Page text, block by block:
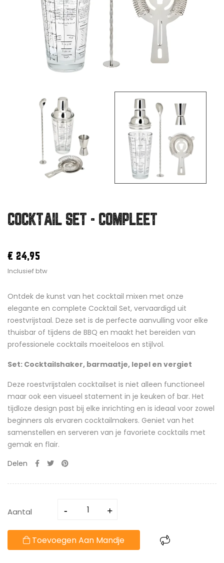
COCKTAIL SET - COMPLEET
€ 24,95
Inclusief btw
Ontdek de kunst van het cocktail mixen met onze
elegante en complete Cocktail Set, vervaardigd uit
roestvrijstaal. Deze set is de perfecte aanvulling voor elke
thuisbar of tijdens de BBQ en maakt het bereiden van
professionele cocktails moeiteloos en stijlvol.
Set: Cocktailshaker, barmaatje, lepel en vergiet
Deze roestvrijstalen cocktailset is niet alleen functioneel
maar ook een visueel statement in je keuken of bar. Het
tijdloze design past bij elke inrichting en is ideaal voor zowel
beginners als ervaren cocktailmakers. Geniet van het
samenstellen en serveren van je favoriete cocktails met
gemak en flair.
Delen
Aantal
Toevoegen Aan Mandje